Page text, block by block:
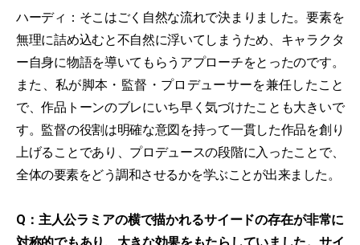
ハーディ：そこはごく自然な流れで決まりました。要素を
無理に詰め込むと不自然に浮いてしまうため、キャラクタ
ー自身に物語を導いてもらうアプローチをとったのです。
また、私が脚本・監督・プロデューサーを兼任したこと
で、作品トーンのブレにいち早く気づけたことも大きいで
す。監督の役割は明確な意図を持って一貫した作品を創り
上げることであり、プロデュースの段階に入ったことで、
全体の要素をどう調和させるかを学ぶことが出来ました。
Q：主人公ラミアの横で描かれるサイードの存在が非常に